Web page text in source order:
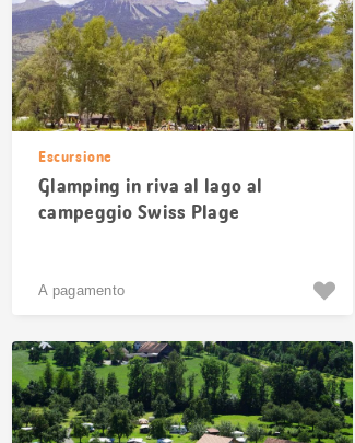
Escursione
Glamping in riva al lago al
campeggio Swiss Plage
A pagamento